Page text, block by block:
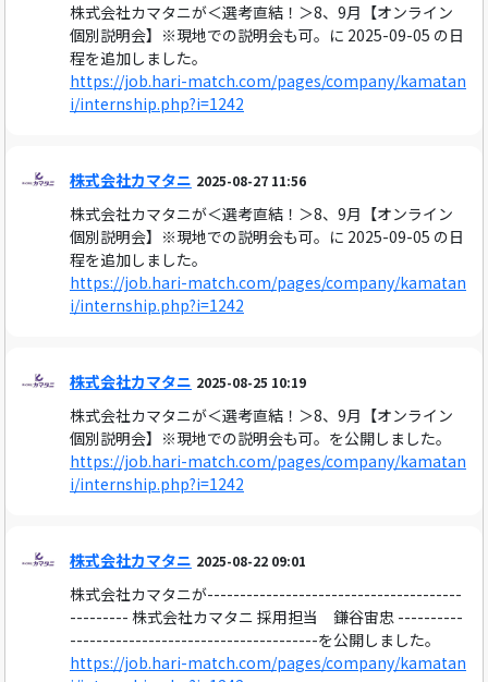
株式会社カマタニが＜選考直結！＞8、9月【オンライン
個別説明会】※現地での説明会も可。に 2025-09-05 の日
程を追加しました。
https://job.hari-match.com/pages/company/kamatan
i/internship.php?i=1242
株式会社カマタニ 2025-08-27 11:56
株式会社カマタニが＜選考直結！＞8、9月【オンライン
個別説明会】※現地での説明会も可。に 2025-09-05 の日
程を追加しました。
https://job.hari-match.com/pages/company/kamatan
i/internship.php?i=1242
株式会社カマタニ 2025-08-25 10:19
株式会社カマタニが＜選考直結！＞8、9月【オンライン
個別説明会】※現地での説明会も可。を公開しました。
https://job.hari-match.com/pages/company/kamatan
i/internship.php?i=1242
株式会社カマタニ 2025-08-22 09:01
株式会社カマタニが---------------------------------------
--------- 株式会社カマタニ 採用担当 鎌谷宙忠 ----------
--------------------------------------を公開しました。
https://job.hari-match.com/pages/company/kamatan